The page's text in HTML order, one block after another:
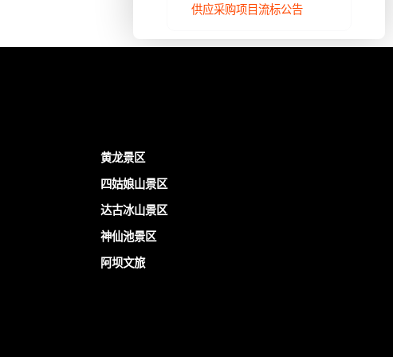
供应采购项目流标公告
黄龙景区
四姑娘山景区
达古冰山景区
神仙池景区
阿坝文旅